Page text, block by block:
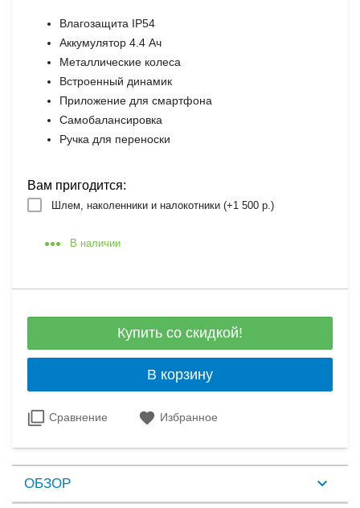
Влагозащита IP54
Аккумулятор 4.4 Ач
Металлические колеса
Встроенный динамик
Приложение для смартфона
Самобалансировка
Ручка для переноски
Вам пригодится:
Шлем, наколенники и налокотники (+1 500 р.)
В наличии
Купить со скидкой!
В корзину
Сравнение Избранное
ОБЗОР